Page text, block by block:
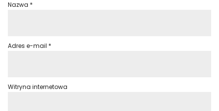
Nazwa *
Adres e-mail *
Witryna internetowa